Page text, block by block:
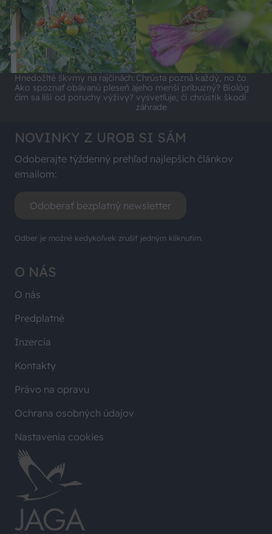
Hnedožlté škvrny na rajčinách:
Ako spoznať obávanú pleseň a
čím sa líši od poruchy výživy?
Chrústa pozná každý, no čo
jeho menší príbuzný? Biológ
vysvetľuje, či chrústik škodí
záhrade
O NÁS
O nás
Predplatné
Inzercia
Kontakty
Právo na opravu
Ochrana osobných údajov
Nastavenia cookies
NOVINKY Z UROB SI SÁM
Odoberajte týždenný prehľad najlepších článkov
emailom:
Odoberať bezplatný newsletter
Odber je možné kedykoľvek zrušiť jedným kliknutím.